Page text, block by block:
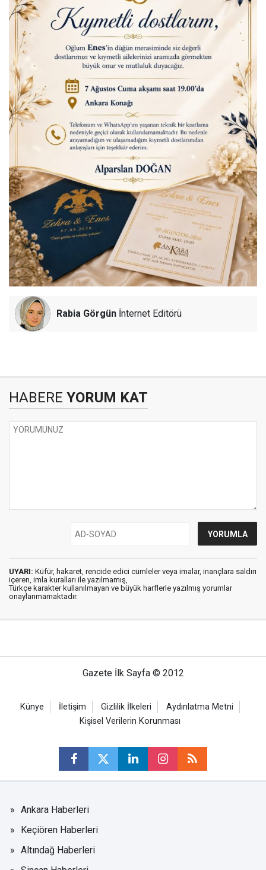
Rabia Görgün İnternet Editörü
HABERE YORUM KAT
UYARI: Küfür, hakaret, rencide edici cümleler veya imalar, inançlara saldırı
içeren, imla kuralları ile yazılmamış,
Türkçe karakter kullanılmayan ve büyük harflerle yazılmış yorumlar
onaylanmamaktadır.
Gazete İlk Sayfa © 2012
Künye İletişim Gizlilik İlkeleri
Aydınlatma Metni
Kişisel Verilerin Korunması
Ankara Haberleri
Keçiören Haberleri
Altındağ Haberleri